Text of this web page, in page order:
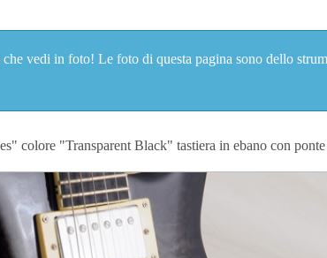
vedi in foto! Le foto di questa pagina sono dello
colore "Transparent Black" tastiera in ebano con